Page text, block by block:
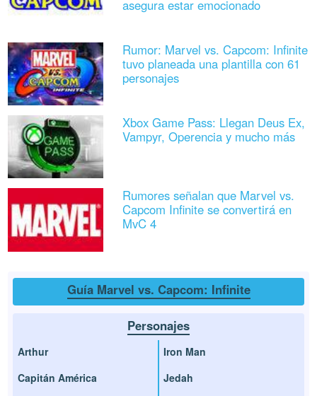
asegura estar emocionado
Rumor: Marvel vs. Capcom: Infinite
tuvo planeada una plantilla con 61
personajes
Xbox Game Pass: Llegan Deus Ex,
Vampyr, Operencia y mucho más
Rumores señalan que Marvel vs.
Capcom Infinite se convertirá en
MvC 4
Guía Marvel vs. Capcom: Infinite
Personajes
Arthur
Capitán América
Iron Man
Jedah